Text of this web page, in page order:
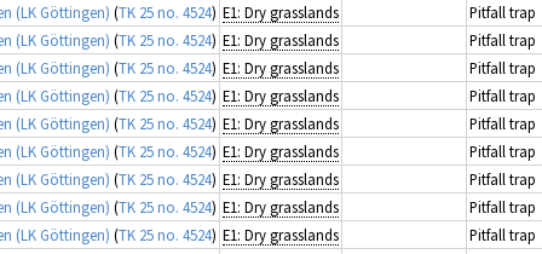
(LK Göttingen) (TK 25 no. 4524) E1: Dry grasslands
Pitfall trap
(LK Göttingen) (TK 25 no. 4524) E1: Dry grasslands
Pitfall trap
(LK Göttingen) (TK 25 no. 4524) E1: Dry grasslands
Pitfall trap
(LK Göttingen) (TK 25 no. 4524) E1: Dry grasslands
Pitfall trap
(LK Göttingen) (TK 25 no. 4524) E1: Dry grasslands
Pitfall trap
(LK Göttingen) (TK 25 no. 4524) E1: Dry grasslands
Pitfall trap
(LK Göttingen) (TK 25 no. 4524) E1: Dry grasslands
Pitfall trap
(LK Göttingen) (TK 25 no. 4524) E1: Dry grasslands
Pitfall trap
(LK Göttingen) (TK 25 no. 4524) E1: Dry grasslands
Pitfall trap